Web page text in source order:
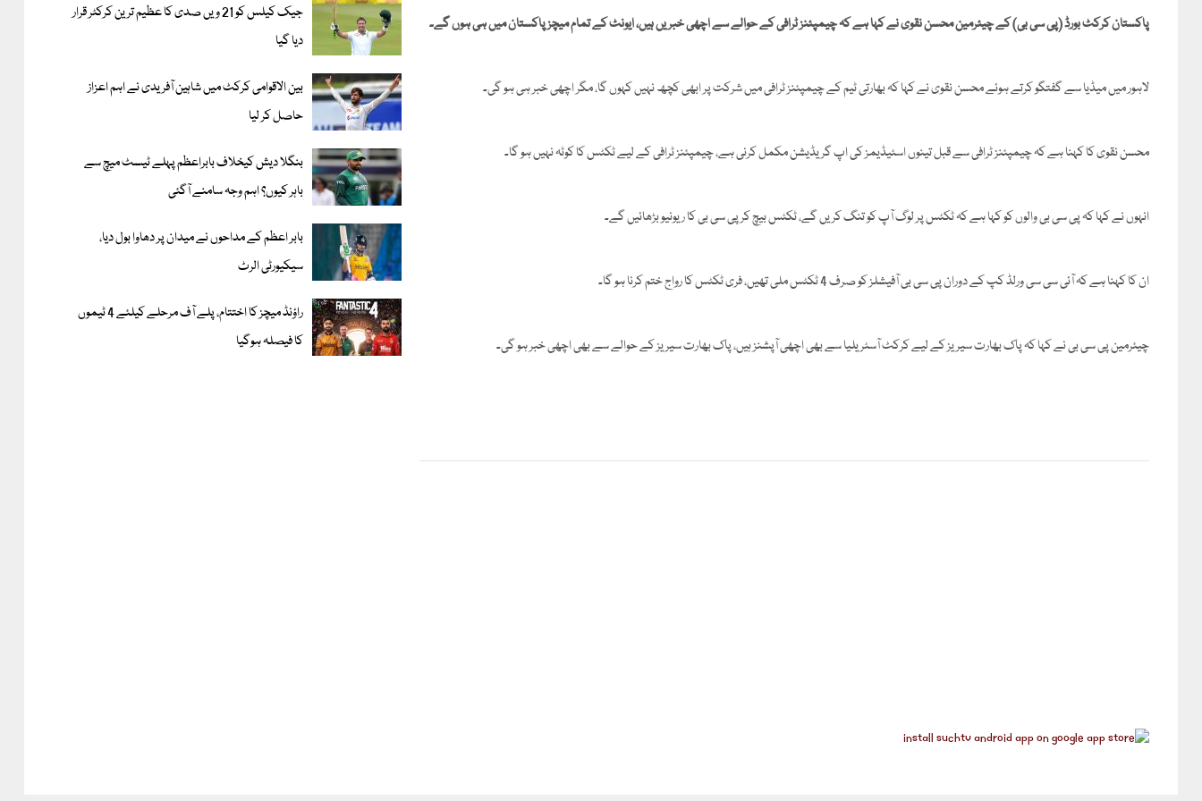
پاکستان کرکٹ بورڈ (پی سی بی) کے چیئرمین محسن نقوی نے کہا ہے کہ چیمپئنز ٹرافی کے حوالے سے اچھی خبریں ہیں، ایونٹ کے تمام میچز پاکستان میں ہی ہوں گے۔
لاہور میں میڈیا سے گفتگو کرتے ہوئے محسن نقوی نے کہا کہ بھارتی ٹیم کے چیمپئنز ٹرافی میں شرکت پر ابھی کچھ نہیں کہوں گا، مگر اچھی خبر ہی ہو گی۔
محسن نقوی کا کہنا ہے کہ چیمپئنز ٹرافی سے قبل تینوں اسٹیڈیمز کی اپ گریڈیشن مکمل کرنی ہے، چیمپئنز ٹرافی کے لیے ٹکٹس کا کوٹہ نہیں ہو گا۔
انہوں نے کہا کہ پی سی بی والوں کو کہا ہے کہ ٹکٹس پر لوگ آپ کو تنگ کریں گے، ٹکٹس بیچ کر پی سی بی کا ریونیو بڑھائیں گے۔
ان کا کہنا ہے کہ آئی سی سی ورلڈ کپ کے دوران پی سی بی آفیشلز کو صرف 4 ٹکٹس ملی تھیں، فری ٹکٹس کا رواج ختم کرنا ہو گا۔
چیئرمین پی سی بی نے کہا کہ پاک بھارت سیریز کے لیے کرکٹ آسٹریلیا سے بھی اچھی آپشنز ہیں، پاک بھارت سیریز کے حوالے سے بھی اچھی خبر ہو گی۔
جیک کیلس کو 21 ویں صدی کا عظیم ترین کرکٹر قرار
دیا گیا
بین الاقوامی کرکٹ میں شاہین آفریدی نے اہم اعزاز
حاصل کر لیا
بنگلا دیش کیخلاف بابراعظم پہلے ٹیسٹ میچ سے
باہر کیوں؟ اہم وجہ سامنے آگئی
بابر اعظم کے مداحوں نے میدان پر دھاوا بول دیا،
سیکیورٹی الرٹ
راؤنڈ میچز کا اختتام، پلے آف مرحلے کیلئے 4 ٹیموں
کا فیصلہ ہوگیا